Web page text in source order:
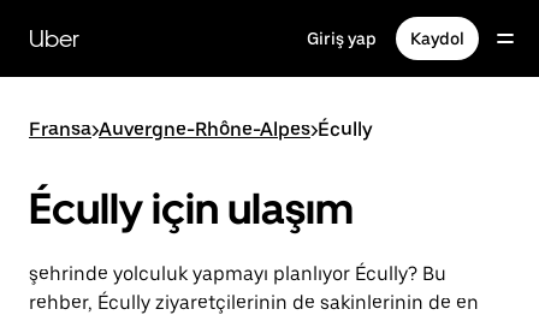
içeriğe
gidinUber Giriş yap Kaydol
Fransa>Auvergne-Rhône-Alpes>Écully
Écully için ulaşım
şehrinde yolculuk yapmayı planlıyor Écully? Bu
rehber, Écully ziyaretçilerinin de sakinlerinin de en